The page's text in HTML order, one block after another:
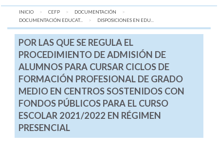
INICIO CEFP
DOCUMENTACIÓN
DOCUMENTACIÓN EDUCAT...
AQUÍ:
DISPOSICIONES EN EDU...
POR LAS QUE SE REGULA EL
PROCEDIMIENTO DE ADMISIÓN DE
ALUMNOS PARA CURSAR CICLOS DE
FORMACIÓN PROFESIONAL DE GRADO
MEDIO EN CENTROS SOSTENIDOS CON
FONDOS PÚBLICOS PARA EL CURSO
ESCOLAR 2021/2022 EN RÉGIMEN
PRESENCIAL